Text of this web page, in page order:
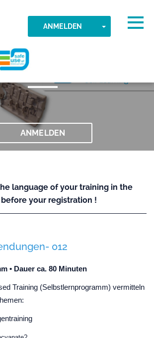
ANMELDEN TOGGLE
ANMELDEN
language of your training in the
your registration !
012
• Dauer ca. 80 Minuten
Training (Selbstlernprogramm) vermitteln